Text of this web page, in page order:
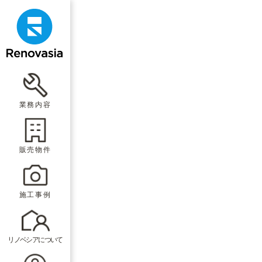
業務内容
販売物件
施工事例
リノベシアについて